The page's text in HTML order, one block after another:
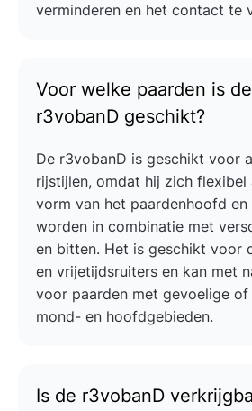
verminderen en het contact te
Voor welke paarden is de
r3vobanD geschikt?
De r3vobanD is geschikt voor
rijstijlen, omdat hij zich flexibel
vorm van het paardenhoofd
worden in combinatie met
en bitten. Het is geschikt voor
en vrijetijdsruiters en kan met
voor paarden met gevoelige
mond- en hoofdgebieden.
Is de r3vobanD